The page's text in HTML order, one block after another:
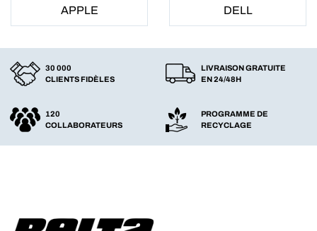
APPLE
DELL
30 000
CLIENTS FIDÈLES
LIVRAISON GRATUITE
EN 24/48H
120
COLLABORATEURS
PROGRAMME DE
RECYCLAGE